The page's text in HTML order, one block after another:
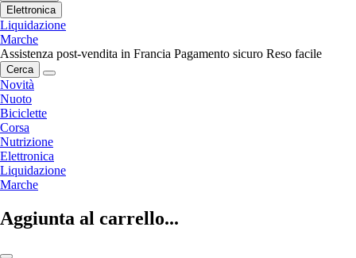
Elettronica
Liquidazione
Marche
Assistenza post-vendita in Francia Pagamento sicuro Reso facile
Cerca
Novità
Nuoto
Biciclette
Corsa
Nutrizione
Elettronica
Liquidazione
Marche
Aggiunta al carrello...